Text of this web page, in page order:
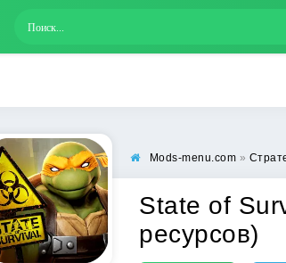
Mods-menu.com »
State of
ресурсов)